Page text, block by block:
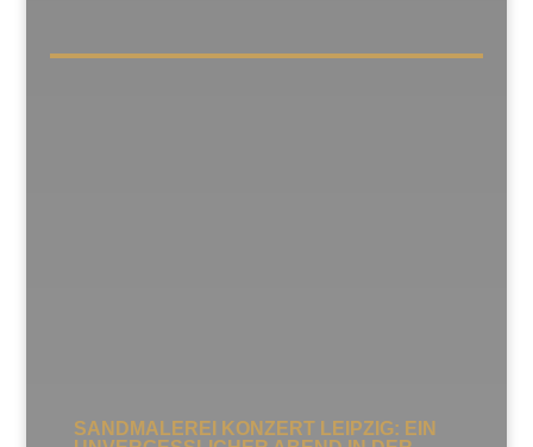
SANDMALEREI KONZERT LEIPZIG: EIN